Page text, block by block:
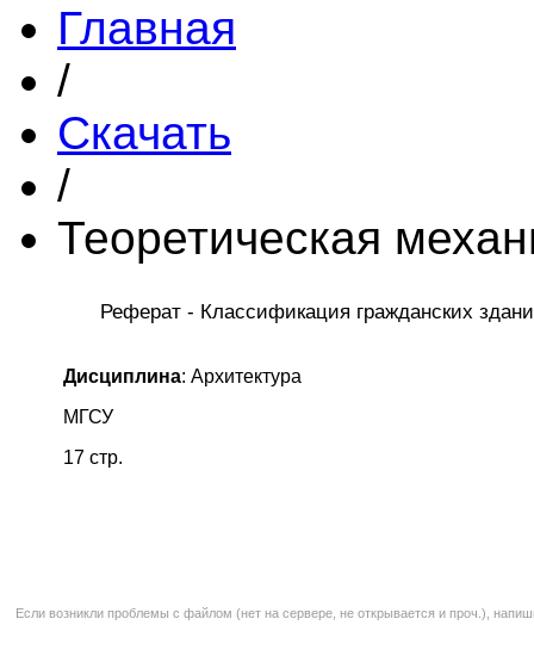
Главная
/
Скачать
/
Теоретическая
Реферат - Классификация гражданских
Дисциплина: Архитектура
МГСУ
17 стр.
Если возникли проблемы с файлом (нет на сервере, не открывается и проч.),